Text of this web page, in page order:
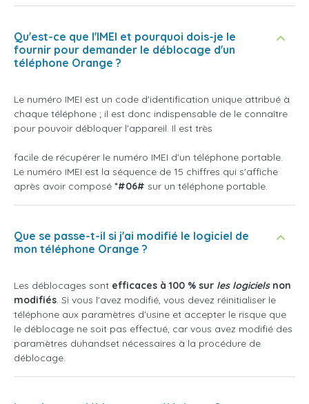
Qu'est-ce que l'IMEI et pourquoi dois-je le
fournir pour demander le déblocage d'un
téléphone Orange ?
Le numéro IMEI est un code d'identification unique attribué à
chaque téléphone ; il est donc indispensable de le connaître
pour pouvoir débloquer l'appareil. Il est très
facile de récupérer le numéro IMEI d'un téléphone portable.
Le numéro IMEI est la séquence de 15 chiffres qui s'affiche
après avoir composé *#06# sur un téléphone portable.
Que se passe-t-il si j'ai modifié le logiciel de
mon téléphone Orange ?
Les déblocages sont efficaces à 100 % sur les logicielsnon
modifiés. Si vous l'avez modifié, vous devez réinitialiser le
téléphone aux paramètres d'usine et accepter le risque que
le déblocage ne soit pas effectué, car vous avez modifié des
paramètres duhandset nécessaires à la procédure de
déblocage.